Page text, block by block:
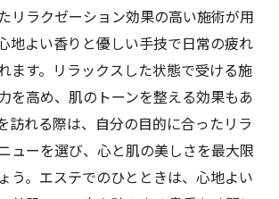
リラクゼーション効果の高い施術が用
地よい香りと優しい手技で日常の疲れ
ます。リラックスした状態で受ける施
を高め、肌のトーンを整える効果もあ
訪れる際は、自分の目的に合ったリラ
ューを選び、心と肌の美しさを最大限
う。エステでのひとときは、心地よい